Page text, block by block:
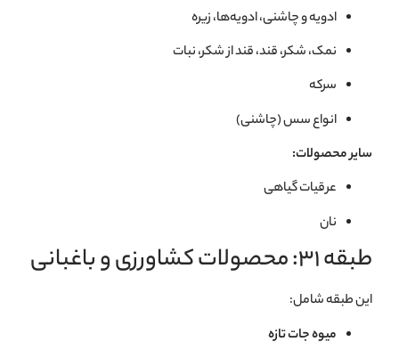
ادويه و چاشنی، ادويه‌ها، زيره
نمک، شکر، قند، قند از شکر، نبات
سرکه
انواع سس (چاشنی)
سایر محصولات:
عرقيات گياهی
نان
طبقه ۳۱: محصولات کشاورزی و باغبانی
این طبقه شامل:
میوه جات تازه